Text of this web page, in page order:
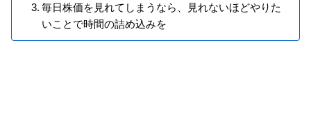
毎日株価を見れてしまうなら、見れないほどやりた
いことで時間の詰め込みを